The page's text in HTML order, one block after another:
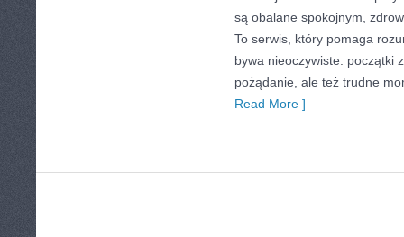
są obalane spokojnym,
To serwis, który pomaga
bywa nieoczywiste: początki
pożądanie, ale też trudne
Read More ]